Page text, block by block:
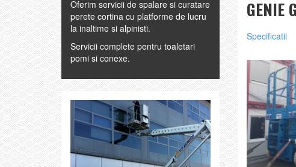
GENIE
Specificatii
Oferim servicii de spalare si curatare
perete cortina cu platforme de lucru
la inaltime si alpinisti.
Servicii complete pentru toaletari
pomi si conexe.